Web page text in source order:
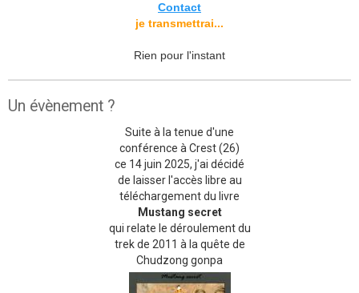
Contact
je transmettrai...
Rien pour l'instant
Un évènement ?
Suite à la tenue d'une
conférence à Crest (26)
ce 14 juin 2025, j'ai décidé
de laisser l'accès libre au
téléchargement du livre
Mustang secret
qui relate le déroulement du
trek de 2011 à la quête de
Chudzong gonpa